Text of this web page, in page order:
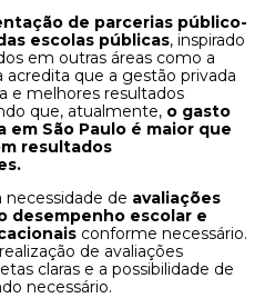
de parcerias público-
escolas públicas, inspirado
em outras áreas como a
acredita que a gestão privada
e melhores resultados
que, atualmente, o gasto
em São Paulo é maior que
resultados
de avaliações
desempenho escolar e
conforme necessário.
de avaliações
claras e a possibilidade de
necessário.